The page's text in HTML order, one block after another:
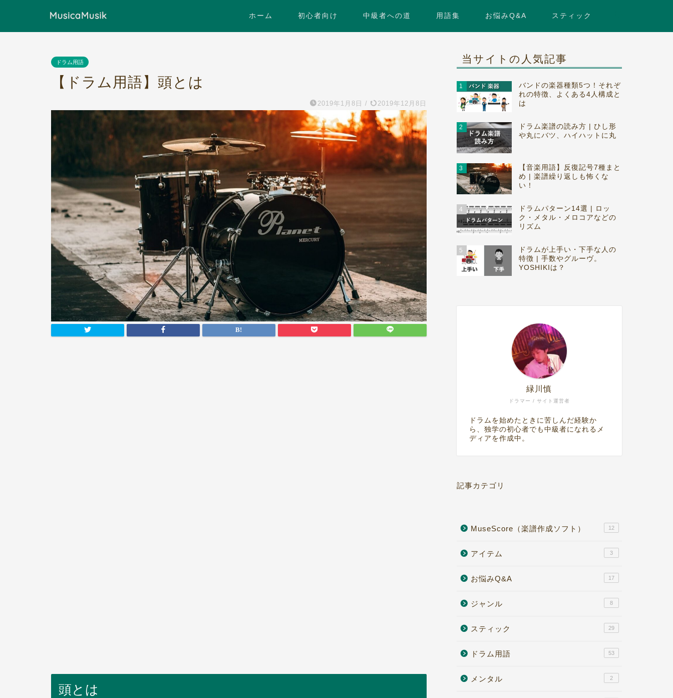
ホーム 初心者向け 中級者への道 用語集 お悩みQ&A スティック
ドラム用語
【ドラム用語】頭とは
2019年1月8日 / 2019年12月8日
頭とは
当サイトの人気記事
1
バンドの楽器種類5つ！それぞ
れの特徴、よくある4人構成と
は
2
ドラム楽譜の読み方 | ひし形
や丸にバツ、ハイハットに丸
3
【音楽用語】反復記号7種まと
め | 楽譜繰り返しも怖くな
い！
4
ドラムパターン14選 | ロッ
ク・メタル・メロコアなどの
リズム
5
ドラムが上手い・下手な人の
特徴 | 手数やグルーヴ。
YOSHIKIは？
ドラマー / サイト運営者
緑川慎
ドラムを始めたときに苦しんだ経験か
ら、独学の初心者でも中級者になれるメ
ディアを作成中。
記事カテゴリ
MuseScore（楽譜作成ソフト） 12
アイテム 3
お悩みQ&A 17
ジャンル 8
スティック 29
ドラム用語 53
メンタル 2